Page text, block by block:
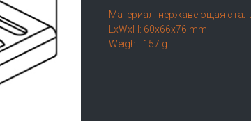
Материал: нержавеющая
LxWxH: 60x66x76 mm
Weight: 157 g